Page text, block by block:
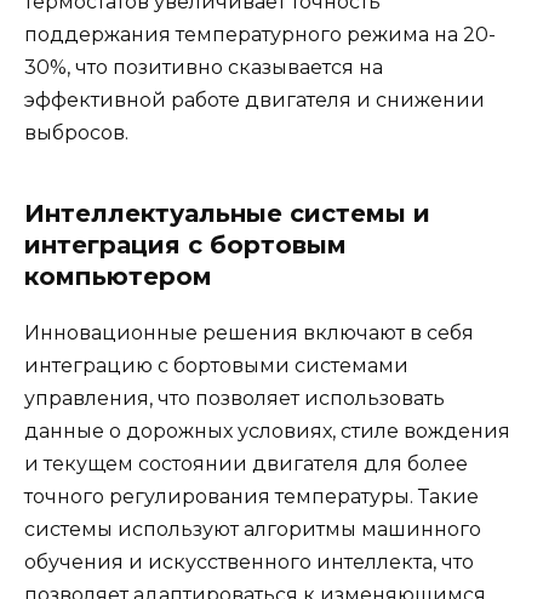
поддержания температурного режима на 20-
30%, что позитивно сказывается на
эффективной работе двигателя и снижении
выбросов.
Интеллектуальные системы и
интеграция с бортовым
компьютером
Инновационные решения включают в себя
интеграцию с бортовыми системами
управления, что позволяет использовать
данные о дорожных условиях, стиле вождения
и текущем состоянии двигателя для более
точного регулирования температуры. Такие
системы используют алгоритмы машинного
обучения и искусственного интеллекта, что